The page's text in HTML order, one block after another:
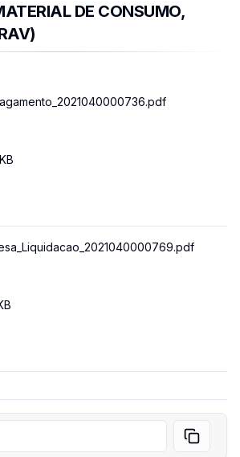
DE CONSUMO,
KB